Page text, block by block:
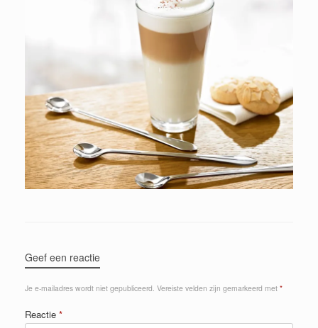
Geef een reactie
Je e-mailadres wordt niet gepubliceerd. Vereiste velden zijn gemarkeerd met *
Reactie *